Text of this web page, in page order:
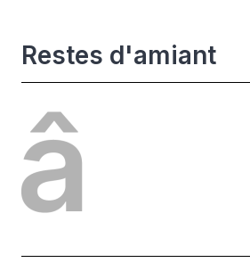
Restes d'amiant
Foto